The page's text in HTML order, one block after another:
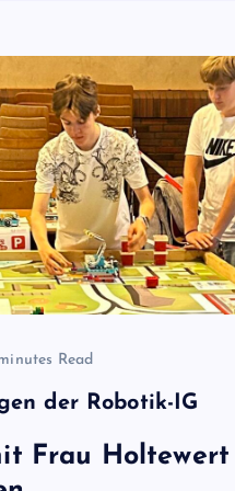
Read
der Robotik-IG
Frau